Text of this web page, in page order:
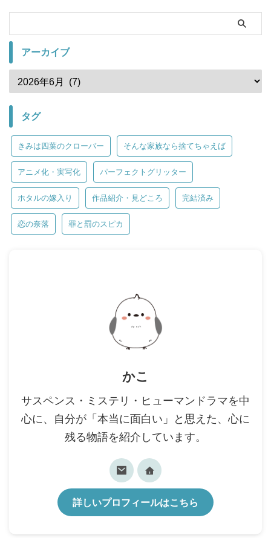
アーカイブ
タグ
きみは四葉のクローバー そんな家族なら捨てちゃえば
アニメ化・実写化 パーフェクトグリッター
ホタルの嫁入り 作品紹介・見どころ 完結済み
恋の奈落 罪と罰のスピカ
かこ
サスペンス・ミステリ・ヒューマンドラマを中
心に、自分が「本当に面白い」と思えた、心に
残る物語を紹介しています。
詳しいプロフィールはこちら